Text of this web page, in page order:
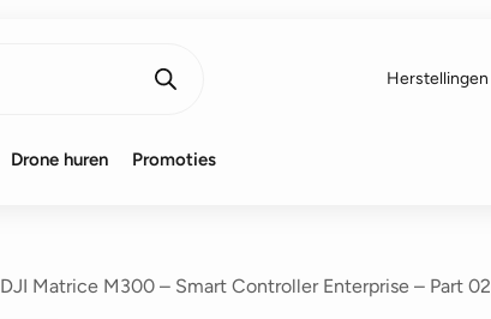
Herstellingen
Drone huren Promoties
DJI Matrice M300 – Smart Controller Enterprise – Part 02